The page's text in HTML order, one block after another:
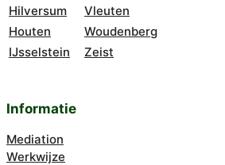
Hilversum
Vleuten
Houten
Woudenberg
IJsselstein
Zeist
Informatie
Mediation
Werkwijze